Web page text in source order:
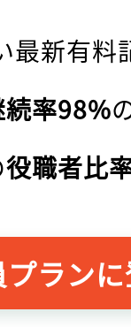
最新有料
率98%
役職者比
ラン